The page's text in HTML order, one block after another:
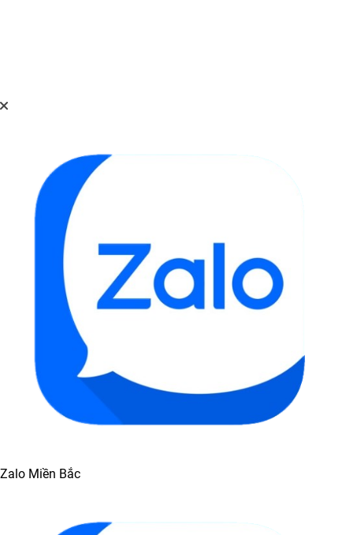
Zalo Miền Bắc